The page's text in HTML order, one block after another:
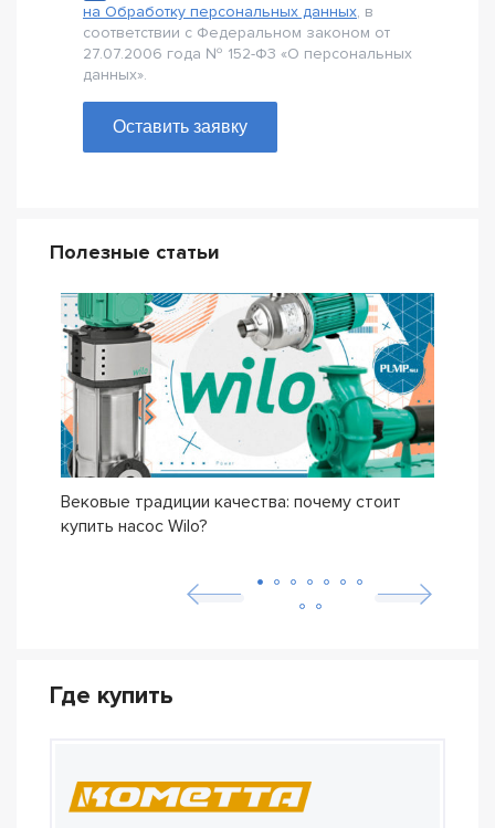
на Обработку персональных данных, в
соответствии с Федеральном законом от
27.07.2006 года № 152-Ф3 «О персональных
данных».
Оставить заявку
Полезные статьи
Вековые традиции качества: почему стоит
купить насос Wilo?
Где купить